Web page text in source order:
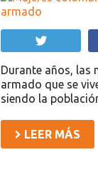
Durante años, las
armado que se
siendo la
LEER MÁS